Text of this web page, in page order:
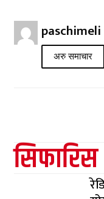
paschimeli
अरु समाचार
सिफारिस